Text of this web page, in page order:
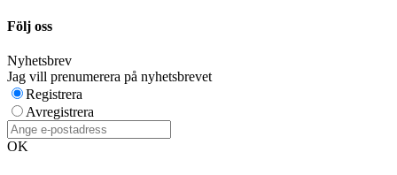
Följ oss
Nyhetsbrev
Jag vill prenumerera på nyhetsbrevet
Registrera
Avregistrera
OK